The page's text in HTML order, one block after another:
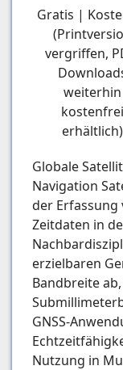
Gratis |
vergriffen,
weiterhin
kostenfrei
erhältlich)
Globale
Navigation
der Erfassung
Zeitdaten in
erzielbaren
Bandbreite
GNSS-
Nutzung in